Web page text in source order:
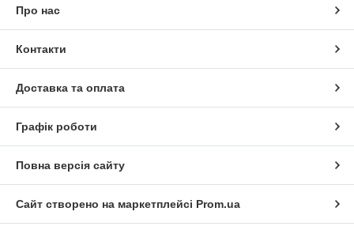
Про нас
Контакти
Доставка та оплата
Графік роботи
Повна версія сайту
Сайт створено на маркетплейсі Prom.ua